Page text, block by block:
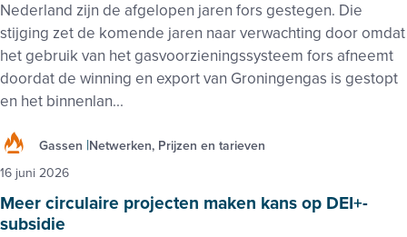
Nederland zijn de afgelopen jaren fors gestegen. Die
stijging zet de komende jaren naar verwachting door omdat
het gebruik van het gasvoorzieningssysteem fors afneemt
doordat de winning en export van Groningengas is gestopt
en het binnenlan...
Gassen Netwerken, Prijzen en tarieven
Meer circulaire projecten maken kans op DEI+-
subsidie
16 juni 2026